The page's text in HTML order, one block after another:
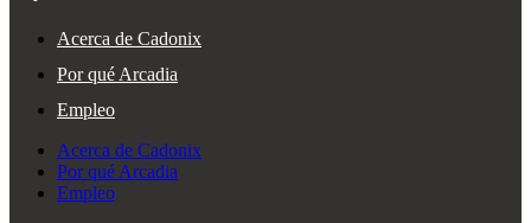
Acerca de Cadonix
Por qué Arcadia
Empleo
Acerca de Cadonix
Por qué Arcadia
Empleo